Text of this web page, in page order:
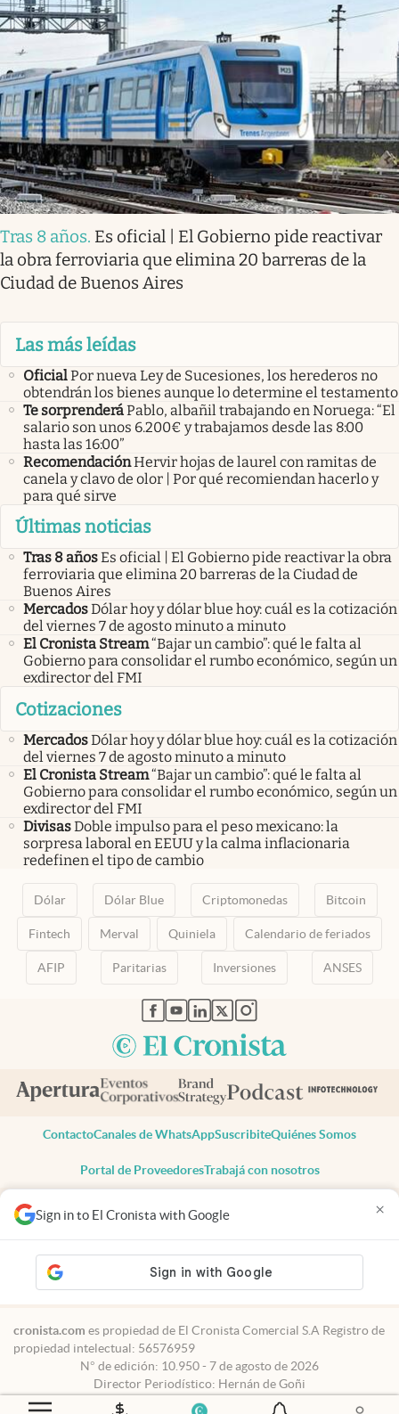
Sign in to El Cronista with Google ×
Tras 8 años. Es oficial | El Gobierno pide reactivar
la obra ferroviaria que elimina 20 barreras de la
Ciudad de Buenos Aires
Las más leídas
OficialPor nueva Ley de Sucesiones, los herederos no
obtendrán los bienes aunque lo determine el testamento
Te sorprenderáPablo, albañil trabajando en Noruega: “El
salario son unos 6.200€ y trabajamos desde las 8:00
hasta las 16:00”
RecomendaciónHervir hojas de laurel con ramitas de
canela y clavo de olor | Por qué recomiendan hacerlo y
para qué sirve
Últimas noticias
Tras 8 añosEs oficial | El Gobierno pide reactivar la obra
ferroviaria que elimina 20 barreras de la Ciudad de
Buenos Aires
MercadosDólar hoy y dólar blue hoy: cuál es la cotización
del viernes 7 de agosto minuto a minuto
El Cronista Stream“Bajar un cambio”: qué le falta al
Gobierno para consolidar el rumbo económico, según un
exdirector del FMI
Cotizaciones
MercadosDólar hoy y dólar blue hoy: cuál es la cotización
del viernes 7 de agosto minuto a minuto
El Cronista Stream“Bajar un cambio”: qué le falta al
Gobierno para consolidar el rumbo económico, según un
exdirector del FMI
DivisasDoble impulso para el peso mexicano: la
sorpresa laboral en EEUU y la calma inflacionaria
redefinen el tipo de cambio
Dólar Dólar Blue Criptomonedas Bitcoin
Fintech Merval Quiniela Calendario de feriados
AFIP Paritarias Inversiones ANSES
abre en nueva pestaña
abre en nueva pestaña
abre en nueva pestaña
abre en nueva pestaña
abre en nueva pestaña
ContactoCanales de WhatsAppSuscribiteQuiénes Somos
Portal de ProveedoresTrabajá con nosotros
Todos los derechos reservados
Privacidad
Consentimiento
Tel:+54 11 7078-3270
cronista.com es propiedad de El Cronista Comercial S.A Registro de
propiedad intelectual: 56576959
N° de edición: 10.950 - 7 de agosto de 2026
Director Periodístico: Hernán de Goñi